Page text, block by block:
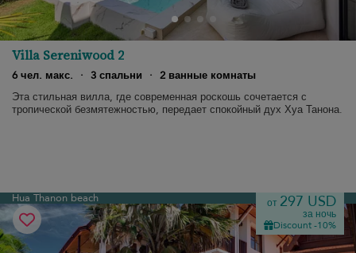
Villa Sereniwood 2
6 чел. макс. · 3 спальни · 2 ванные комнаты
Эта стильная вилла, где современная роскошь сочетается с
тропической безмятежностью, передает спокойный дух Хуа Танона.
Hua Thanon beach от 297 USD
за ночь
Discount -10%